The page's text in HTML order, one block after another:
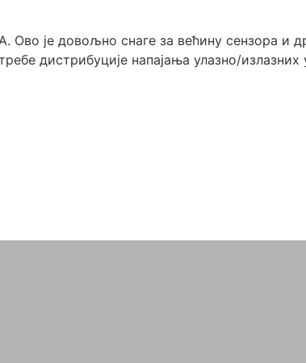
је довољно снаге за већину сензора и
дистрибуције напајања улазно/излазних